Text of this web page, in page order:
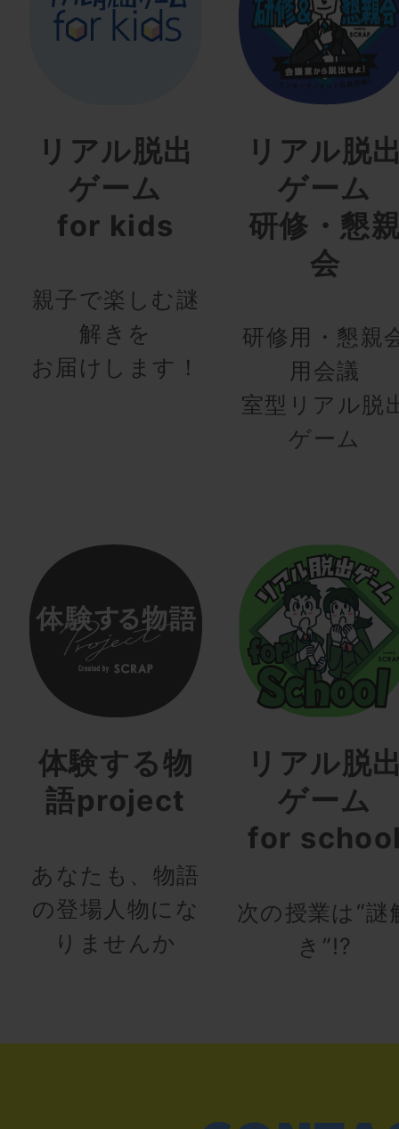
リアル脱出
ゲーム
for kids
親子で楽しむ謎
解きを
お届けします！
リアル脱
ゲーム
研修・懇
会
研修用・懇親
用会議
室型リアル脱
ゲーム
体験する物
語project
あなたも、物語
の登場人物にな
りませんか
リアル脱
ゲーム
for
次の授業は“謎
き”!?